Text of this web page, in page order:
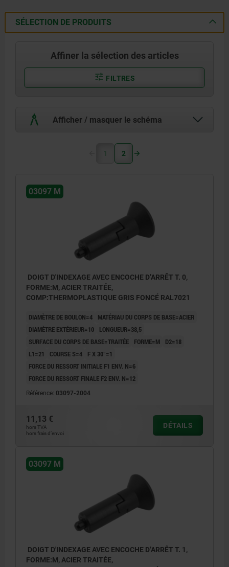
SÉLECTION DE PRODUITS
Affiner la sélection des articles
FILTRES
Afficher / masquer le schéma
1 2
03097 M
DOIGT D'INDEXAGE AVEC ENCOCHE D’ARRÊT T. 0,
FORME:M, ACIER TRAITÉE,
COMP:THERMOPLASTIQUE GRIS FONCÉ RAL7021
DIAMÈTRE DE BOULON=4
MATÉRIAU DU CORPS DE BASE=ACIER
DIAMÈTRE EXTÉRIEUR=10
LONGUEUR=38,5
SURFACE DU CORPS DE BASE=TRAITÉE
FORME=M
D2=18
L1=21
COURSE S=4
F X 30°=1
FORCE DU RESSORT INITIALE F1 ENV. N=6
FORCE DU RESSORT FINALE F2 ENV. N=12
Référence: 03097-2004
11,13 €
hors TVA
hors frais d’envoi
DÉTAILS
03097 M
DOIGT D'INDEXAGE AVEC ENCOCHE D’ARRÊT T. 1,
FORME:M, ACIER TRAITÉE,